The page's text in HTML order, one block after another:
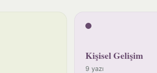
Kişisel Gelişim
9 yazı